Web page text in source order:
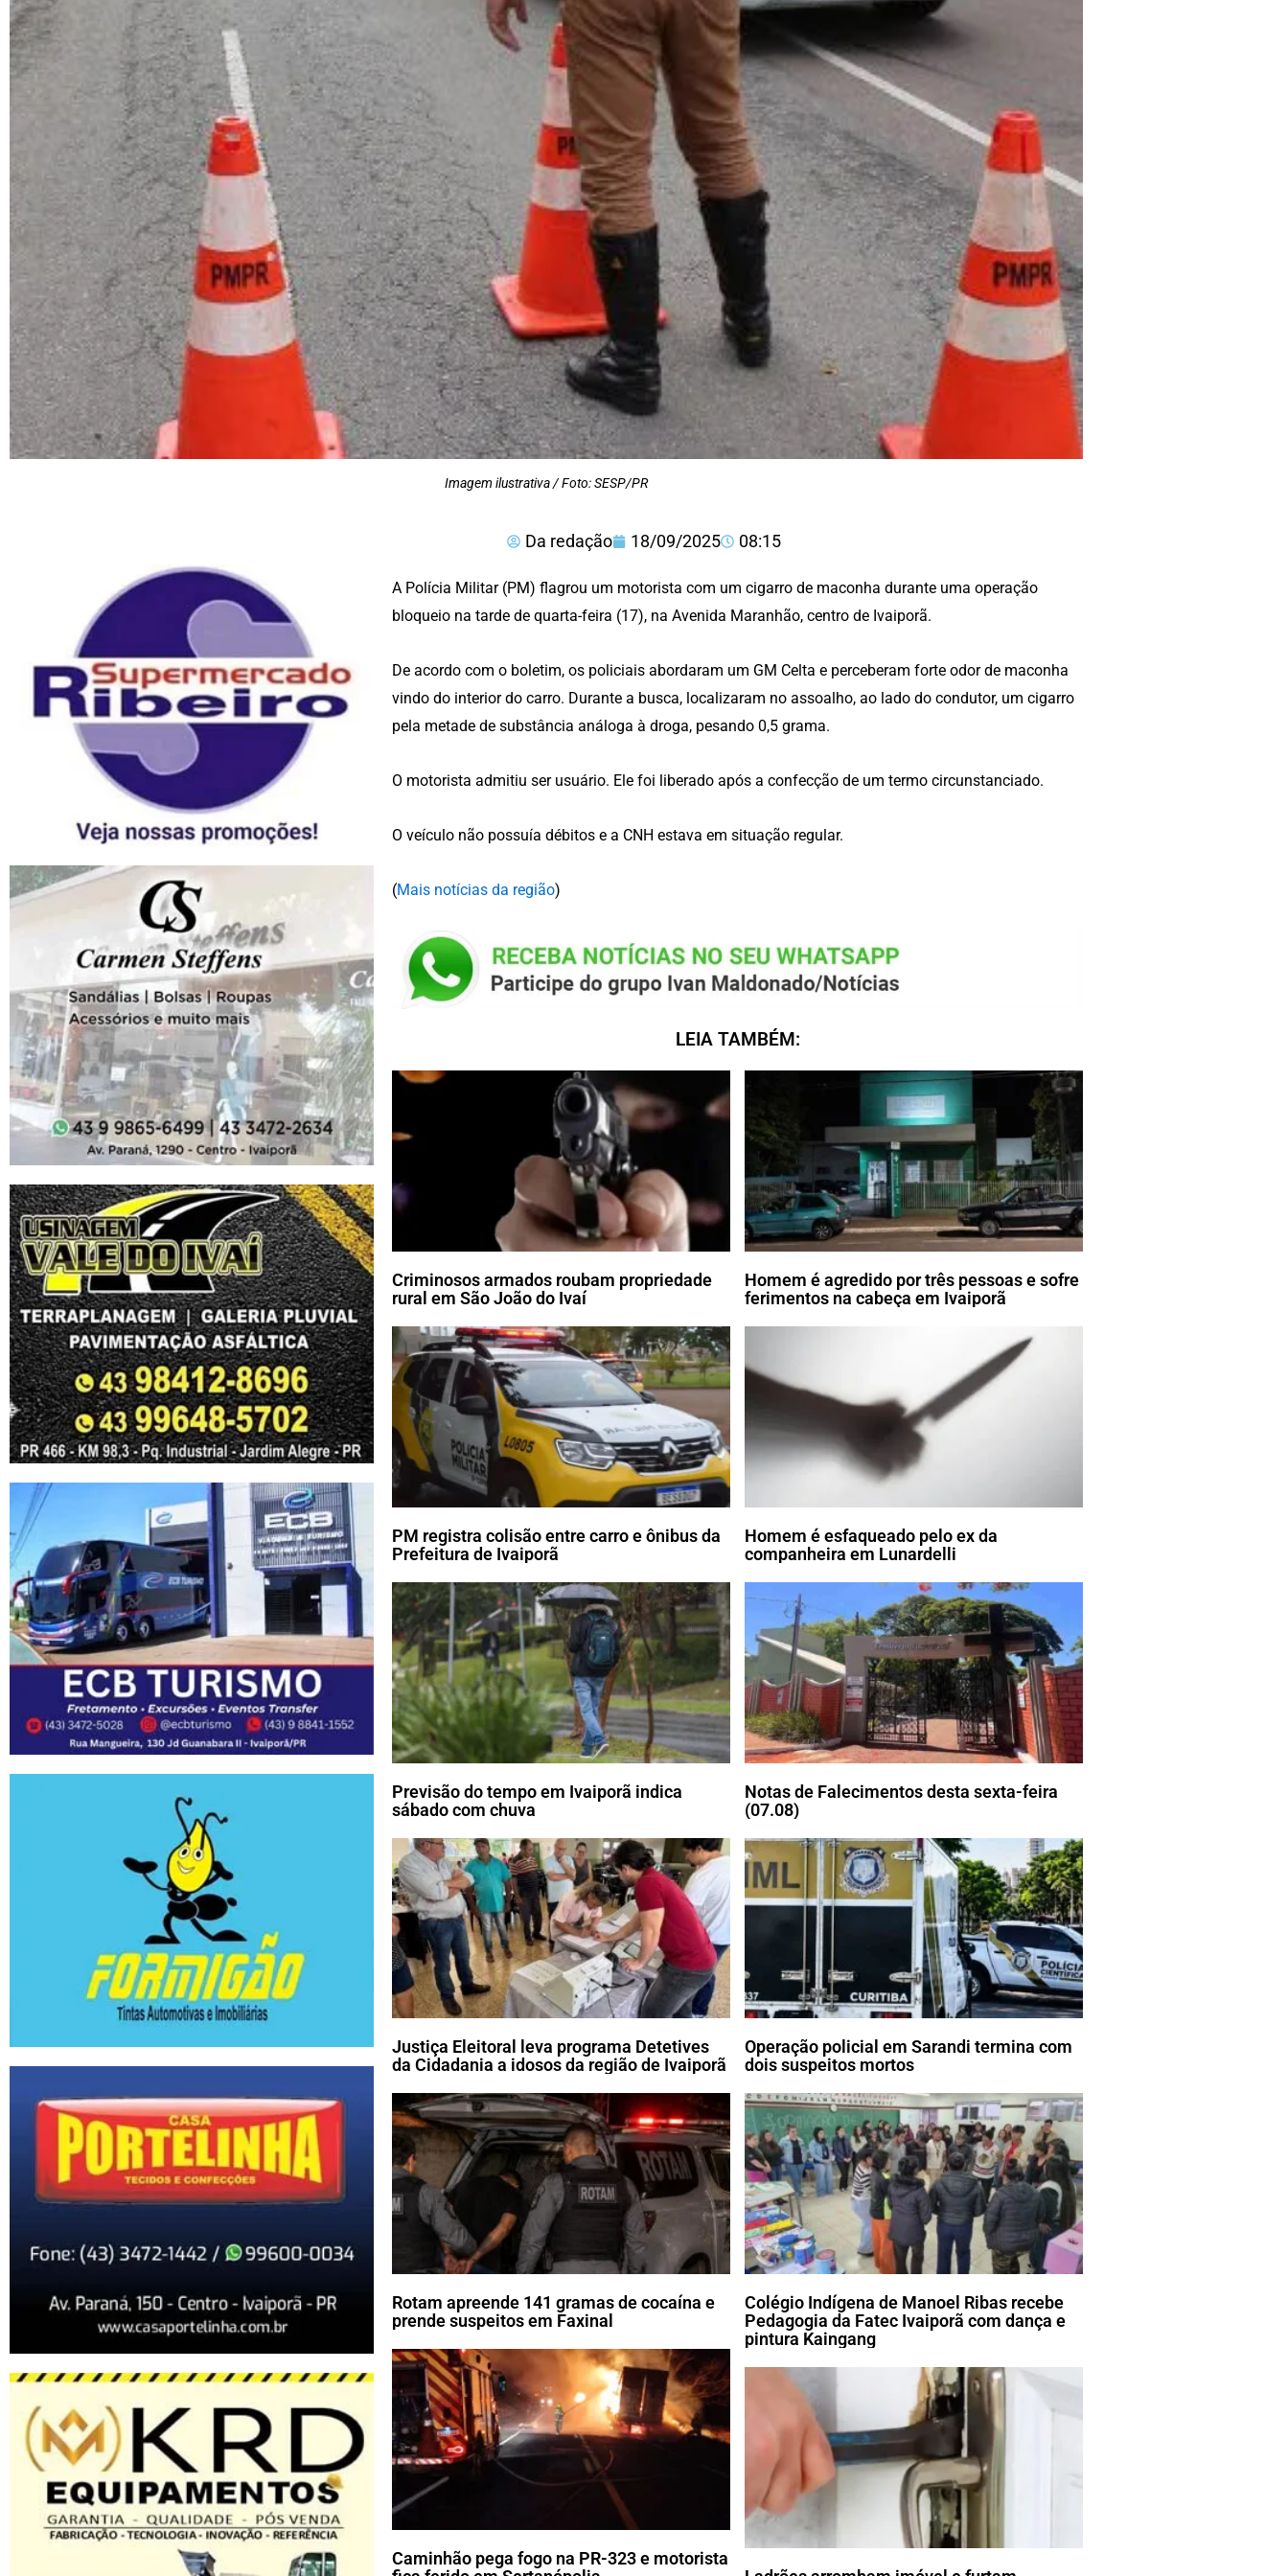
Imagem ilustrativa / Foto: SESP/PR
Da redação 18/09/2025 08:15
A Polícia Militar (PM) flagrou um motorista com um cigarro de maconha durante uma operação
bloqueio na tarde de quarta-feira (17), na Avenida Maranhão, centro de Ivaiporã.
De acordo com o boletim, os policiais abordaram um GM Celta e perceberam forte odor de maconha
vindo do interior do carro. Durante a busca, localizaram no assoalho, ao lado do condutor, um cigarro
pela metade de substância análoga à droga, pesando 0,5 grama.
O motorista admitiu ser usuário. Ele foi liberado após a confecção de um termo circunstanciado.
O veículo não possuía débitos e a CNH estava em situação regular.
(Mais notícias da região)
LEIA TAMBÉM:
Criminosos armados roubam propriedade
rural em São João do Ivaí
Homem é agredido por três pessoas e sofre
ferimentos na cabeça em Ivaiporã
PM registra colisão entre carro e ônibus da
Prefeitura de Ivaiporã
Homem é esfaqueado pelo ex da
companheira em Lunardelli
Previsão do tempo em Ivaiporã indica
sábado com chuva
Notas de Falecimentos desta sexta-feira
(07.08)
Justiça Eleitoral leva programa Detetives
da Cidadania a idosos da região de Ivaiporã
Operação policial em Sarandi termina com
dois suspeitos mortos
Rotam apreende 141 gramas de cocaína e
prende suspeitos em Faxinal
Colégio Indígena de Manoel Ribas recebe
Pedagogia da Fatec Ivaiporã com dança e
pintura Kaingang
Caminhão pega fogo na PR-323 e motorista